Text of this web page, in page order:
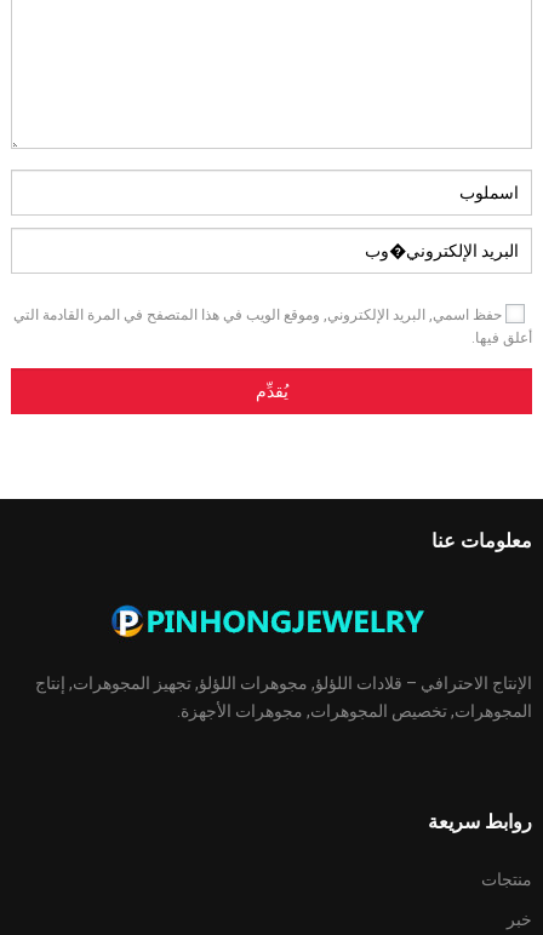
حفظ اسمي, البريد الإلكتروني, وموقع الويب في هذا المتصفح في المرة القادمة التي
أعلق فيها.
معلومات عنا
الإنتاج الاحترافي – قلادات اللؤلؤ, مجوهرات اللؤلؤ, تجهيز المجوهرات, إنتاج
المجوهرات, تخصيص المجوهرات, مجوهرات الأجهزة.
روابط سريعة
منتجات
خبر